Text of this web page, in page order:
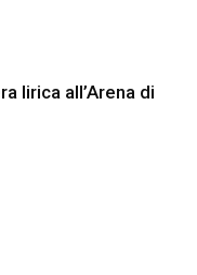
lirica all’Arena di